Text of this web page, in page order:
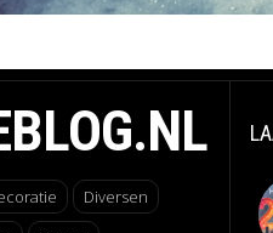
Diversen